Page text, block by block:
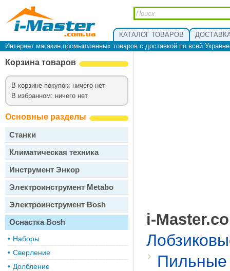
КАТАЛОГ ТОВАРОВ
Интернет магазин промышленных товаров с доставкой по всей
Корзина товаров
В корзине покупок: ничего нет
В избранном: ничего нет
Основные разделы
Станки
Климатическая техника
Инструмент Энкор
Электроинструмент Metabo
Электроинструмент Bosh
Оснастка Bosh
• Наборы
• Сверление
• Долбление
i-
Пильные